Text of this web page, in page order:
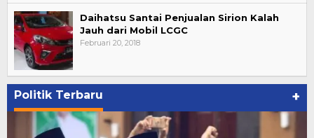
Daihatsu Santai Penjualan Sirion Kalah
Jauh dari Mobil LCGC
Februari 20, 2018
Politik Terbaru +